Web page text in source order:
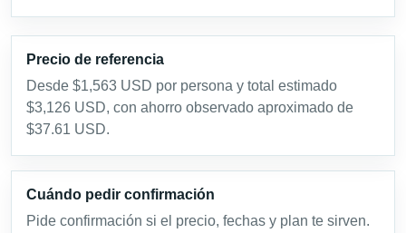
Precio de referencia
Desde $1,563 USD por persona y total estimado
$3,126 USD, con ahorro observado aproximado de
$37.61 USD.
Cuándo pedir confirmación
Pide confirmación si el precio, fechas y plan te sirven.